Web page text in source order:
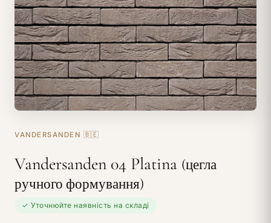
VANDERSANDEN 🇧🇪
Vandersanden 04 Platina (цегла
ручного формування)
✓ Уточнюйте наявність на складі